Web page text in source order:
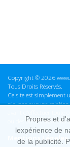
Copyright © 2026
Tous Droits Réservés.
Ce site est simplement
n'avons aucune relation
avant d'effectuer toute
ou des omissions
Mentions
Propres et
lexpérience de
de la publicité.